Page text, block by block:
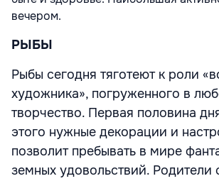
вечером.
РЫБЫ
Рыбы сегодня тяготеют к роли
художника», погруженного в
творчество. Первая половина
этого нужные декорации и
позволит пребывать в мире
земных удовольствий. Родители